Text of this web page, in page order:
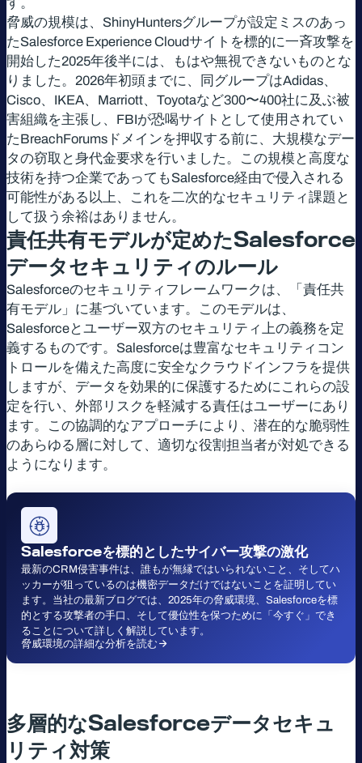
す。
脅威の規模は、ShinyHuntersグループが設定ミスのあっ
たSalesforce Experience Cloudサイトを標的に一斉攻撃を
開始した2025年後半には、もはや無視できないものとな
りました。2026年初頭までに、同グループはAdidas、
Cisco、IKEA、Marriott、Toyotaなど300〜400社に及ぶ被
害組織を主張し、FBIが恐喝サイトとして使用されてい
たBreachForumsドメインを押収する前に、大規模なデー
タの窃取と身代金要求を行いました。この規模と高度な
技術を持つ企業であってもSalesforce経由で侵入される
可能性がある以上、これを二次的なセキュリティ課題と
して扱う余裕はありません。
責任共有モデルが定めたSalesforce
データセキュリティのルール
Salesforceのセキュリティフレームワークは、「責任共
有モデル」に基づいています。このモデルは、
Salesforceとユーザー双方のセキュリティ上の義務を定
義するものです。Salesforceは豊富なセキュリティコン
トロールを備えた高度に安全なクラウドインフラを提供
しますが、データを効果的に保護するためにこれらの設
定を行い、外部リスクを軽減する責任はユーザーにあり
ます。この協調的なアプローチにより、潜在的な脆弱性
のあらゆる層に対して、適切な役割担当者が対処できる
ようになります。
Salesforceを標的としたサイバー攻撃の激化
最新のCRM侵害事件は、誰もが無縁ではいられないこと、そしてハ
ッカーが狙っているのは機密データだけではないことを証明してい
ます。当社の最新ブログでは、2025年の脅威環境、Salesforceを標
的とする攻撃者の手口、そして優位性を保つために「今すぐ」でき
ることについて詳しく解説しています。
脅威環境の詳細な分析を読む
多層的なSalesforceデータセキュ
リティ対策